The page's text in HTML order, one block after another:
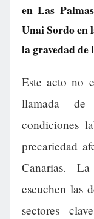
en Las
Unai Sordo en
la gravedad de
Este acto no
llamada
condiciones
precariedad
Canarias.
escuchen las
sectores